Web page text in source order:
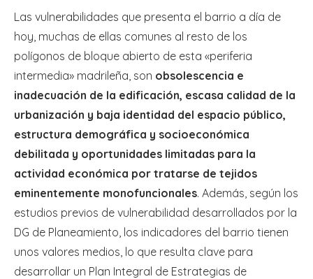
Las vulnerabilidades que presenta el barrio a día de
hoy, muchas de ellas comunes al resto de los
polígonos de bloque abierto de esta «periferia
intermedia» madrileña, son obsolescencia e
inadecuación de la edificación, escasa calidad de la
urbanización y baja identidad del espacio público,
estructura demográfica y socioeconómica
debilitada y oportunidades limitadas para la
actividad económica por tratarse de tejidos
eminentemente monofuncionales. Además, según los
estudios previos de vulnerabilidad desarrollados por la
DG de Planeamiento, los indicadores del barrio tienen
unos valores medios, lo que resulta clave para
desarrollar un Plan Integral de Estrategias de